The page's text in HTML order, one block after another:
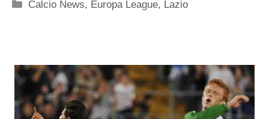
Categorie
Calcio News, Europa League, Lazio